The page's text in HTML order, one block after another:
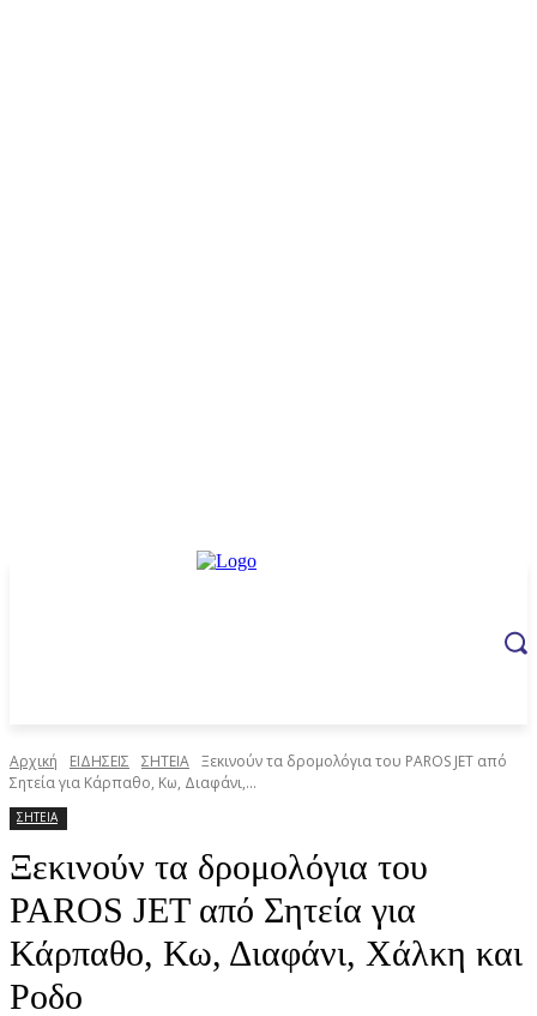
Αρχική ΕΙΔΗΣΕΙΣ ΣΗΤΕΙΑ Ξεκινούν τα δρομολόγια του PAROS JET από
Σητεία για Κάρπαθο, Κω, Διαφάνι,...
ΣΗΤΕΙΑ
Ξεκινούν τα δρομολόγια του
PAROS JET από Σητεία για
Κάρπαθο, Κω, Διαφάνι, Χάλκη και
Ροδο